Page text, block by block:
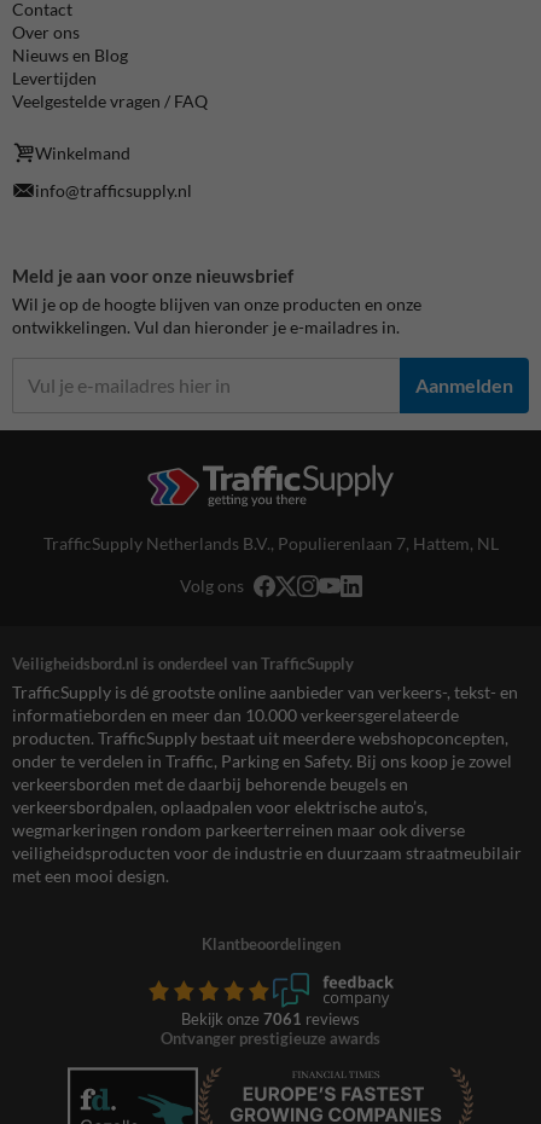
Contact
Over ons
Nieuws en Blog
Levertijden
Veelgestelde vragen / FAQ
Winkelmand
info@trafficsupply.nl
Meld je aan voor onze nieuwsbrief
Wil je op de hoogte blijven van onze producten en onze
ontwikkelingen. Vul dan hieronder je e-mailadres in.
Aanmelden
TrafficSupply Netherlands B.V., Populierenlaan 7, Hattem, NL
Volg ons
Veiligheidsbord.nl is onderdeel van TrafficSupply
TrafficSupply is dé grootste online aanbieder van verkeers-, tekst- en
informatieborden en meer dan 10.000 verkeersgerelateerde
producten. TrafficSupply bestaat uit meerdere webshopconcepten,
onder te verdelen in Traffic, Parking en Safety. Bij ons koop je zowel
verkeersborden met de daarbij behorende beugels en
verkeersbordpalen, oplaadpalen voor elektrische auto’s,
wegmarkeringen rondom parkeerterreinen maar ook diverse
veiligheidsproducten voor de industrie en duurzaam straatmeubilair
met een mooi design.
Klantbeoordelingen
Bekijk onze 7061 reviews
Ontvanger prestigieuze awards